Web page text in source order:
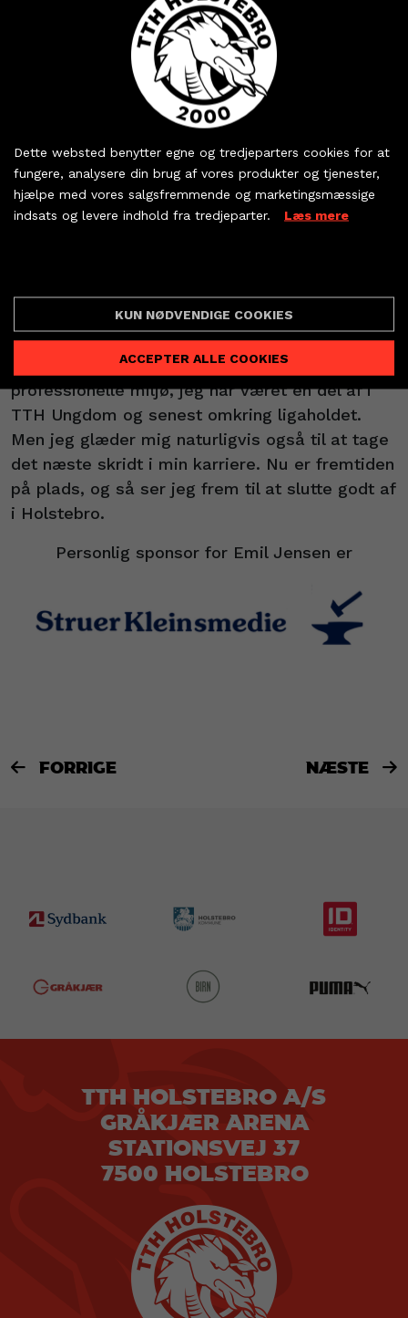
Køb dine billetter og
dine partnerbilletter
KØB BILLET
Emil Jensen: ’Tillid gav mig troen’
De seneste 2,5 år i TTH-trøjen har modnet Emil
Jensen, der er glad for, at Søren Hansen, Claus
Uhrenholt og ikke mindst talenttræner Anders
- Den tillid og opmærksomhed jeg fik af Søren,
Claus og Anders vil jeg altid være taknemmelig
for. De har været med til at give mig troen på,
banen og udenfor banen, siger Emil Jensen og
fortsætter:
- Jeg kommer til at savne det gode,
professionelle miljø, jeg har været en del af i
TTH Ungdom og senest omkring ligaholdet.
Men jeg glæder mig naturligvis også til at tage
det næste skridt i min karriere. Nu er fremtiden
på plads, og så ser jeg frem til at slutte godt af
i Holstebro.
Personlig sponsor for Emil Jensen er
 FORRIGE NÆSTE 
TTH HOLSTEBRO A/S
GRÅKJÆR ARENA
STATIONSVEJ 37
7500 HOLSTEBRO
Dette websted benytter egne og tredjeparters cookies for at
fungere, analysere din brug af vores produkter og tjenester,
hjælpe med vores salgsfremmende og marketingsmæssige
indsats og levere indhold fra tredjeparter. Læs mere
KUN NØDVENDIGE COOKIES
ACCEPTER ALLE COOKIES